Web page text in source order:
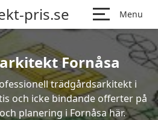
pris.se Menu
Fornåsa
trädgårdsarkitekt i
och icke bindande offerter på
planering i Fornåsa här.